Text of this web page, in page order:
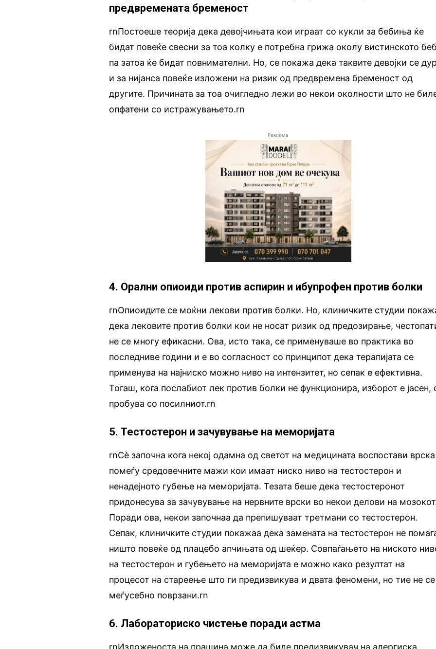
предвремената бременост
rnПостоеше теорија дека девојчињата кои играат со кукли за бебиња ќе
бидат повеќе свесни за тоа колку е потребна грижа околу вистинското
па затоа ќе бидат повнимателни. Но, се покажа дека таквите девојки се
и за нијанса повеќе изложени на ризик од предвремена бременост од
другите. Причината за тоа очигледно лежи во некои околности што не
опфатени со истражувањето.rn
Реклама
4. Орални опиоиди против аспирин и ибупрофен против болки
rnОпиоидите се моќни лекови против болки. Но, клиничките студии
дека лековите против болки кои не носат ризик од предозирање,
не се многу ефикасни. Ова, исто така, се применуваше во практика во
последниве години и е во согласност со принципот дека терапијата се
применува на најниско можно ниво на интензитет, но сепак е ефективна.
Тогаш, кога послабиот лек против болки не функционира, изборот е јасен,
пробува со посилниот.rn
5. Тестостерон и зачувување на меморијата
rnСè започна кога некој одамна од светот на медицината воспостави врска
помеѓу средовечните мажи кои имаат ниско ниво на тестостерон и
ненадејното губење на меморијата. Тезата беше дека тестостеронот
придонесува за зачувување на нервните врски во некои делови на
Поради ова, некои започнаа да препишуваат третмани со тестостерон.
Сепак, клиничките студии покажаа дека замената на тестостерон не
ништо повеќе од плацебо апчињата од шеќер. Совпаѓањето на ниското
на тестостерон и губењето на меморијата е можно како резултат на
процесот на стареење што ги предизвикува и двата феномени, но тие не се
меѓусебно поврзани.rn
6. Лабораториско чистење поради астма
rnИзложеноста на прашина може да биде предизвикувач на алергиска